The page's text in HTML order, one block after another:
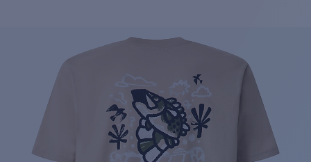
Prix :
Quantité:
Prix : Gratuit
Quantité: